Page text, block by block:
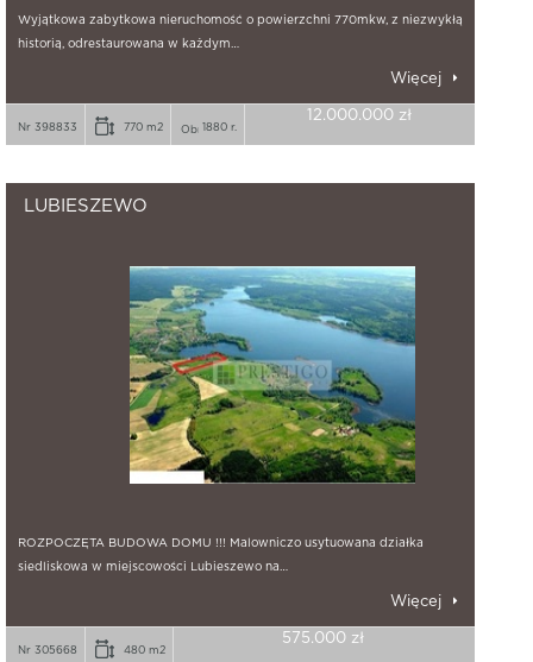
Wyjątkowa zabytkowa nieruchomość o powierzchni 770mkw, z niezwykłą
historią, odrestaurowana w każdym…
Więcej
Nr 398833 770 m2 1880 r.
12.000.000 zł
LUBIESZEWO
ROZPOCZĘTA BUDOWA DOMU !!! Malowniczo usytuowana działka
siedliskowa w miejscowości Lubieszewo na…
Więcej
Nr 305668 480 m2
575.000 zł